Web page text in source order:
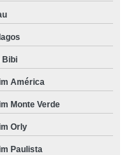
Bibi
América
Monte Verde
Orly
Paulista